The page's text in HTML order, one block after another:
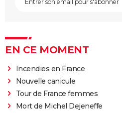
EN CE MOMENT
Incendies en France
Nouvelle canicule
Tour de France femmes
Mort de Michel Dejeneffe